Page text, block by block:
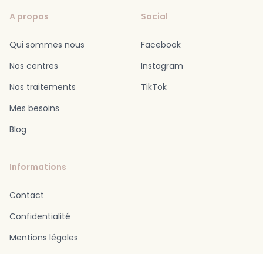
A propos
Qui sommes nous
Nos centres
Nos traitements
Mes besoins
Blog
Informations
Contact
Confidentialité
Mentions légales
Social
Facebook
Instagram
TikTok